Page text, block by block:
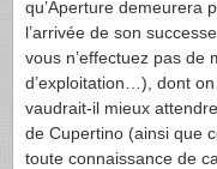
qu’Aperture demeurera
l’arrivée de son
vous n’effectuez pas de
d’exploitation…), dont
vaudrait-il mieux
de Cupertino (ainsi que
toute connaissance de